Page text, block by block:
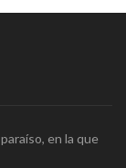
en la que